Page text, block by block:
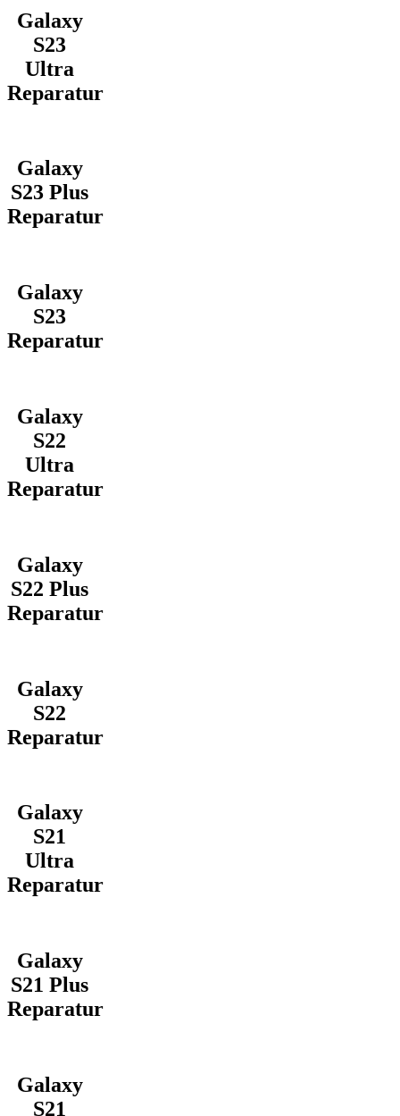
Galaxy
S23
Ultra
Reparatur
Galaxy
S23 Plus
Reparatur
Galaxy
S23
Reparatur
Galaxy
S22
Ultra
Reparatur
Galaxy
S22 Plus
Reparatur
Galaxy
S22
Reparatur
Galaxy
S21
Ultra
Reparatur
Galaxy
S21 Plus
Reparatur
Galaxy
S21